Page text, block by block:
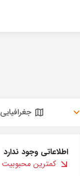
جغرافیایی
اطلاعاتی وجود ندارد
کمترین محبوبیت